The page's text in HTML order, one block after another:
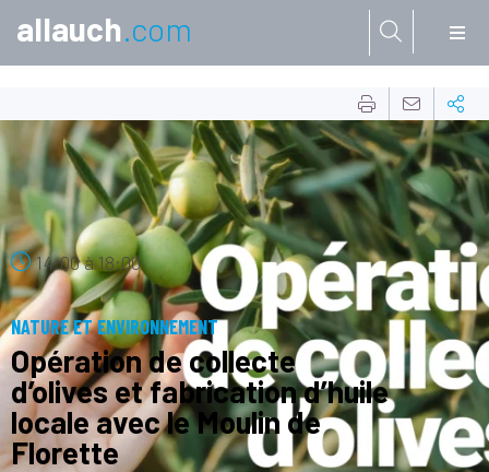
allauch.com
19
OCT.
14:00à18:00
NATURE ET ENVIRONNEMENT
Opération de collecte
d’olives et fabrication d’huile
locale avec le Moulin de
Florette